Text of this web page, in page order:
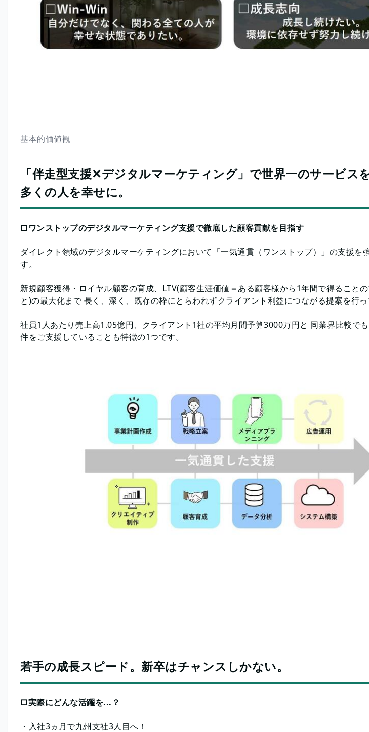
基本的価値観
「伴走型支援✕デジタルマーケティング」で世界一のサービスを
多くの人を幸せに。
□ワンストップのデジタルマーケティング支援で徹底した顧客貢献を目指す
ダイレクト領域のデジタルマーケティングにおいて「一気通貫（ワンストップ）」の支援を
す。
新規顧客獲得・ロイヤル顧客の育成、LTV(顧客生涯価値＝ある顧客様から1年間で得ること
と)の最大化まで 長く、深く、既存の枠にとらわれずクライアント利益につながる提案を行っ
社員1人あたり売上高1.05億円、クライアント1社の平均月間予算3000万円と 同業界比較で
件をご支援していることも特徴の1つです。
若手の成長スピード。新卒はチャンスしかない。
□実際にどんな活躍を...？
・入社3ヵ月で九州支社3人目へ！